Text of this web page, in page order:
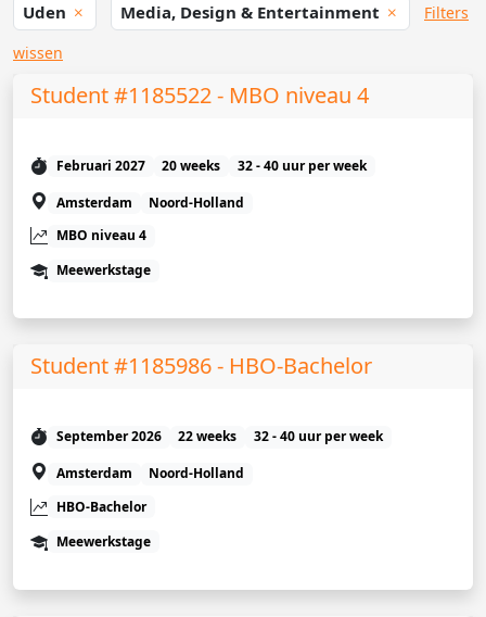
Uden Media, Design & Entertainment
Filters
wissen
Student #1185522 - MBO niveau 4
Februari 2027 20 weeks
32 - 40 uur per week
Amsterdam
Noord-Holland
MBO niveau 4
Meewerkstage
Student #1185986 - HBO-Bachelor
September 2026 22 weeks
32 - 40 uur per week
Amsterdam
Noord-Holland
HBO-Bachelor
Meewerkstage